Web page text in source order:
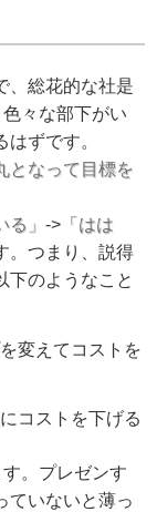
、総花的な社是
々な部下がい
ずです。
となって目標を
る」-> 「はは
。つまり、説得
下のようなこと
変えてコストを
コストを下げる
す。プレゼンす
ていないと薄っ